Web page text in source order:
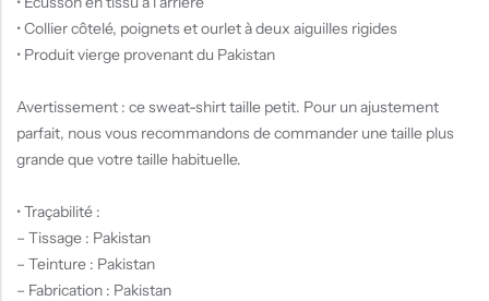
• Collier côtelé, poignets et ourlet à deux aiguilles rigides
• Produit vierge provenant du Pakistan
Avertissement : ce sweat-shirt taille petit. Pour un ajustement
parfait, nous vous recommandons de commander une taille plus
grande que votre taille habituelle.
• Traçabilité :
– Tissage : Pakistan
– Teinture : Pakistan
– Fabrication : Pakistan